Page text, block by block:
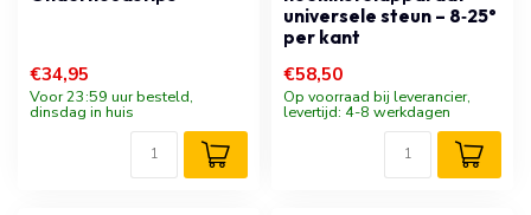
€34,95
Voor 23:59 uur besteld,
dinsdag in huis
universele steun – 8‑25°
per kant
€58,50
Op voorraad bij leverancier,
levertijd: 4-8 werkdagen